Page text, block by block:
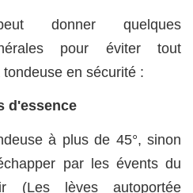
donner quelques
pour éviter tout
en sécurité :
d'essence
à plus de 45°, sinon
par les évents du
(Les lèves autoportée